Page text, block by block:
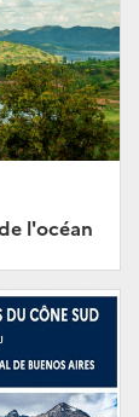
l'océan